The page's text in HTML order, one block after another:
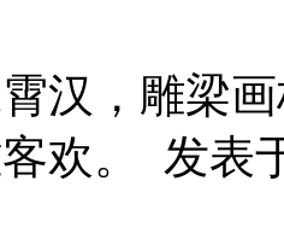
汉，雕梁
欢。 发表